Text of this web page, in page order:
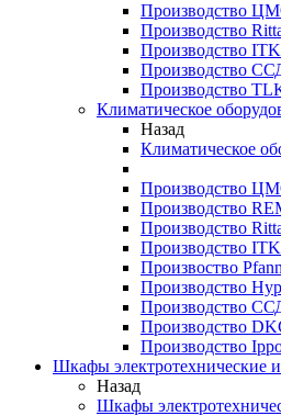
Производство
Производство
Производство ITK
Производство
Производство
Климатическое
Назад
Климатическое
Производство
Производство
Производство
Производство ITK
Произвоство
Производство
Производство
Производство
Производство
Шкафы электротехнические
Назад
Шкафы